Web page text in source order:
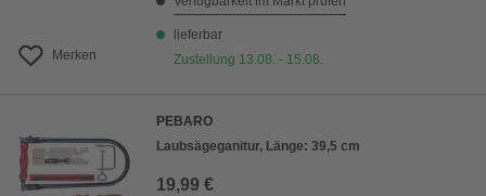
Merken
lieferbar
Zustellung 13.08. - 15.08.
PEBARO
Laubsägeganitur, Länge: 39,5 cm
19,99 €